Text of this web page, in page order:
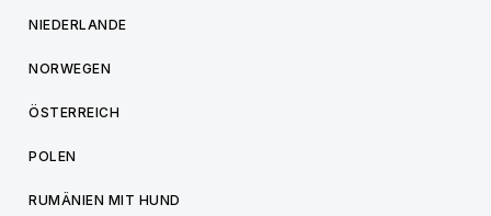
NIEDERLANDE
NORWEGEN
ÖSTERREICH
POLEN
RUMÄNIEN MIT HUND